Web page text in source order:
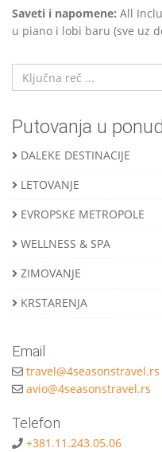
Saveti i napomene: All
u piano i lobi baru (sve uz
Putovanja u
DALEKE DESTINACIJE
LETOVANJE
EVROPSKE METROPOLE
WELLNESS & SPA
ZIMOVANJE
KRSTARENJA
Email
travel@4seasonstravel.rs
avio@4seasonstravel.rs
Telefon
+381.11.243.05.06